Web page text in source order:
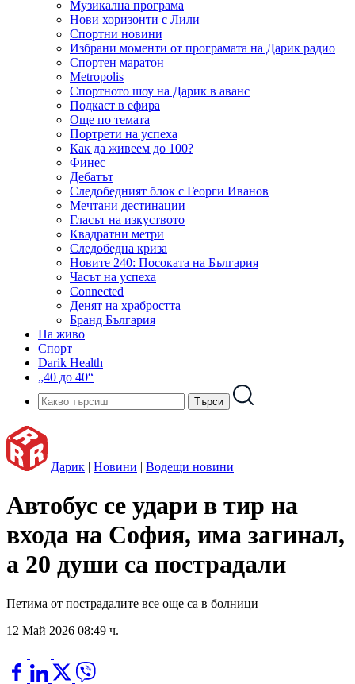
Музикална програма
Нови хоризонти с Лили
Спортни новини
Избрани моменти от програмата на Дарик радио
Спортен маратон
Metropolis
Спортното шоу на Дарик в аванс
Подкаст в ефира
Още по темата
Портрети на успеха
Как да живеем до 100?
Финес
Дебатът
Следобедният блок с Георги Иванов
Мечтани дестинации
Гласът на изкуството
Квадратни метри
Следобедна криза
Новите 240: Посоката на България
Часът на успеха
Connected
Денят на храбростта
Бранд България
На живо
Спорт
Darik Health
„40 до 40“
Дарик | Новини | Водещи новини
Автобус се удари в тир на
входа на София, има загинал,
а 20 души са пострадали
Петима от пострадалите все още са в болници
12 Май 2026 08:49 ч.